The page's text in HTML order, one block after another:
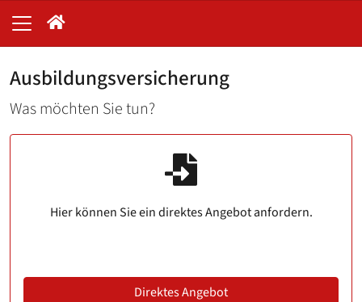
Ausbildungsversicherung
Was möchten Sie tun?
Hier können Sie ein direktes Angebot anfordern.
Direktes Angebot